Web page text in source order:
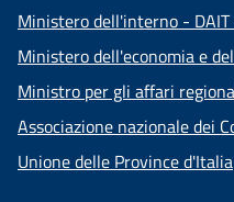
Ministero dell'interno -
Ministero dell'economia e
Ministro per gli affari
Associazione nazionale dei
Unione delle Province d'Italia